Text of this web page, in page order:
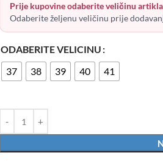
Prije kupovine odaberite veličinu
Odaberite željenu veličinu prije
ODABERITE VELICINU
37
38 39 40 41